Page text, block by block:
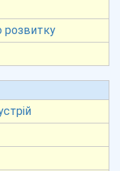
розвитку